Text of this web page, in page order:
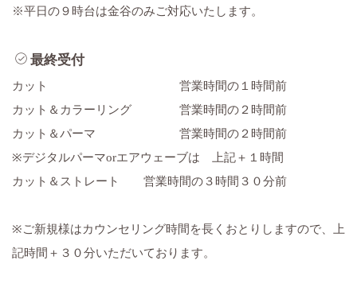
※平日の９時台は金谷のみご対応いたします。
最終受付
カット 営業時間の１時間前
カット＆カラーリング 営業時間の２時間前
カット＆パーマ 営業時間の２時間前
※デジタルパーマorエアウェーブは 上記＋１時間
カット＆ストレート 営業時間の３時間３０分前
※ご新規様はカウンセリング時間を長くおとりしますので、上
記時間＋３０分いただいております。